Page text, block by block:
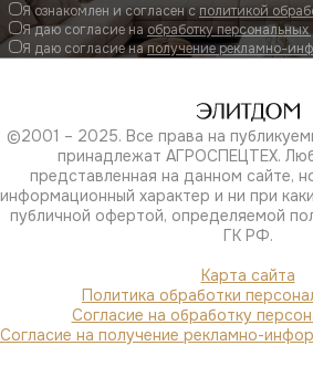
Я ознакомлен и согласен сполитикой
Я даю согласие на обработку
Я даю согласие наполучение рекламно-
©2001 – 2025. Все права на
принадлежат АГРОСПЕЦТЕХ.
представленная на данном сайте,
информационный характер и ни при
публичной офертой, определяемой
ГК РФ.
Карта сайта
Политика обработки
Согласие на обработку
Согласие на получение рекламно-